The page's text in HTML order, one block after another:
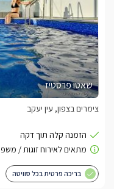
שאטו פרסטיז
צימרים בצפון, עין יעקב
בריכה פרטית בכל סוויטה